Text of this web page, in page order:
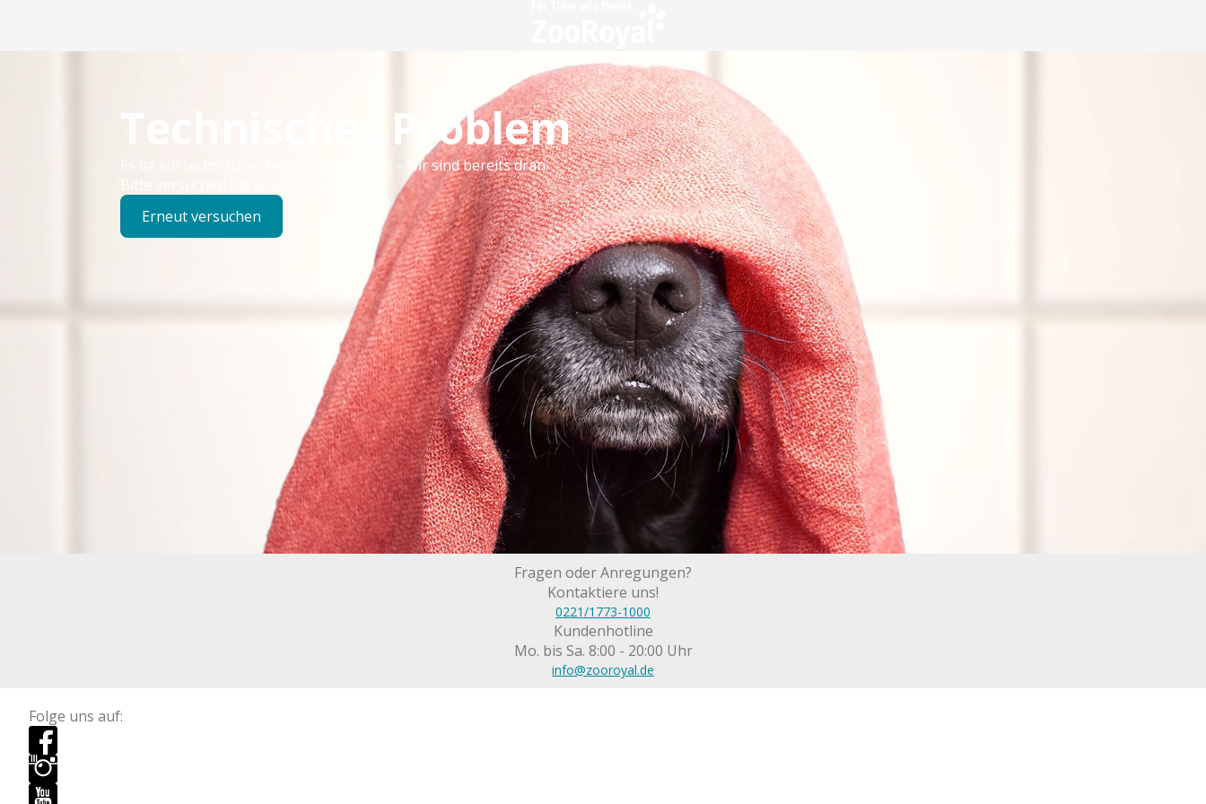
Technisches Problem
Es ist ein technischer Fehler aufgetreten – wir sind bereits dran.
Bitte versuchen Sie es später erneut.
Erneut versuchen
Fragen oder Anregungen?
Kontaktiere uns!
0221/1773-1000
Kundenhotline
Mo. bis Sa. 8:00 - 20:00 Uhr
info@zooroyal.de
Folge uns auf: